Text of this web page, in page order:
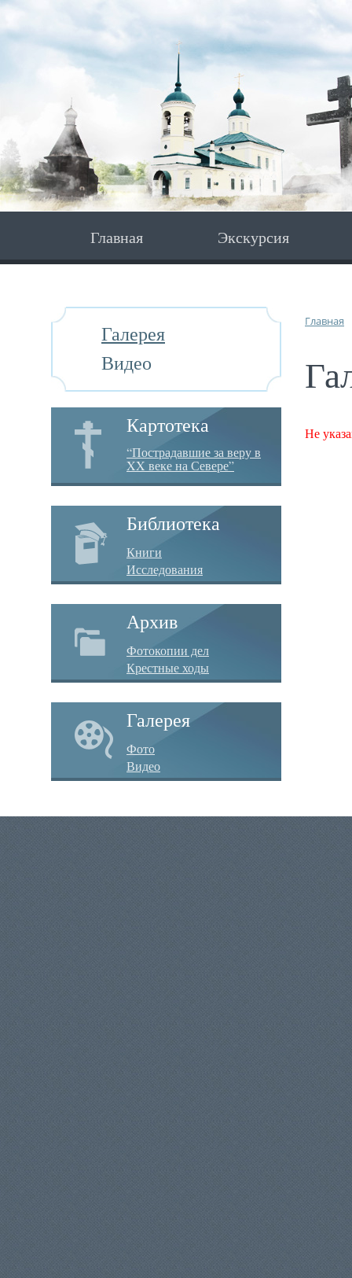
Главная Экскурсия
Галерея
Видео
Картотека
“Пострадавшие за веру в
XX веке на Севере”
Библиотека
Книги
Исследования
Архив
Фотокопии дел
Крестные ходы
Галерея
Фото
Видео
Главная
Не